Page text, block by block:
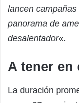
lancen
panorama de
desalentador«.
A tener en
La duración